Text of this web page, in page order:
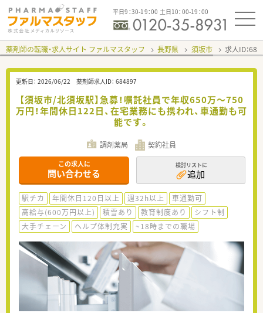
平日9：30-19：00 土日10：00-19：00
薬剤師の転職・求人サイト ファルマスタッフ 長野県 須坂市 求人ID：
更新日： 2026/06/22 薬剤師求人ID： 684897
【須坂市/北須坂駅】急募！嘱託社員で年収650万～750
万円！年間休日122日、在宅業務にも携われ、車通勤も可
能です。
調剤薬局 契約社員
この求人に
問い合わせる
検討リストに
追加
駅チカ 年間休日120日以上 週32h以上
車通勤可
高給与(600万円以上)
積雪あり 教育制度あり
シフト制
大手チェーン
ヘルプ体制充実 ~18時までの職場